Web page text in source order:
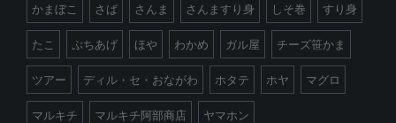
かまぼこ さば さんま さんますり身 しそ巻 すり身
たこ ぷちあげ ほや わかめ ガル屋 チーズ笹かま
ツアー ディル・セ・おながわ ホタテ ホヤ マグロ
マルキチ マルキチ阿部商店 ヤマホン